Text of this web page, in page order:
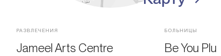
РАЗВЛЕЧЕНИЯ
Jameel Arts Centre
БОЛЬНИЦЫ
Be You